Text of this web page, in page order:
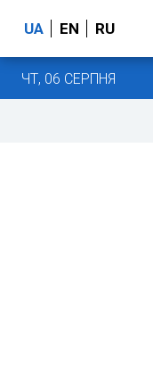
UA EN RU
ЧТ, 06 СЕРПНЯ